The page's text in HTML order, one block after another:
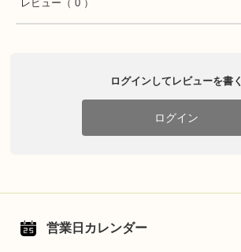
レビュー （ 0 ）
ログインしてレビューを書く
ログイン
営業日カレンダー